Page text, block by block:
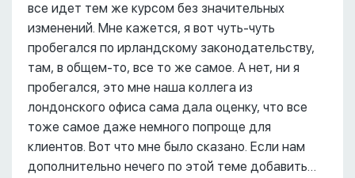
все идет тем же курсом без значительных
изменений. Мне кажется, я вот чуть-чуть
пробегался по ирландскому законодательству,
там, в общем-то, все то же самое. А нет, ни я
пробегался, это мне наша коллега из
лондонского офиса сама дала оценку, что все
тоже самое даже немного попроще для
клиентов. Вот что мне было сказано. Если нам
дополнительно нечего по этой теме добавить…